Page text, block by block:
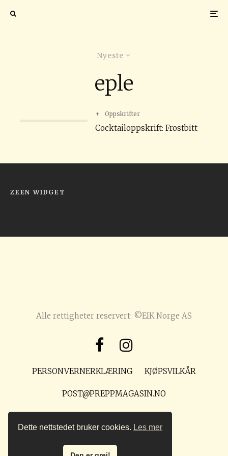
Nyeste
eple
+ Oppskrifter
Cocktailoppskrift: Frostbitt
ZEEN WIDGET
Alle rettigheter reservert: ©EIK Norge AS
PERSONVERNERKLÆRING KJØPSVILKÅR
POST@PREPPMAGASIN.NO
Dette nettstedet bruker cookies. Les mer